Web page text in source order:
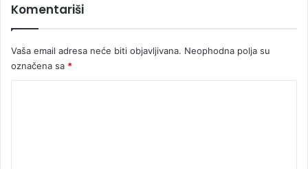
Komentariši
Vaša email adresa neće biti objavljivana. Neophodna polja su
označena sa *